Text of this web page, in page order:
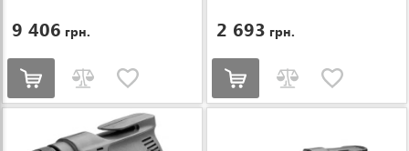
9 406 грн. 2 693 грн.